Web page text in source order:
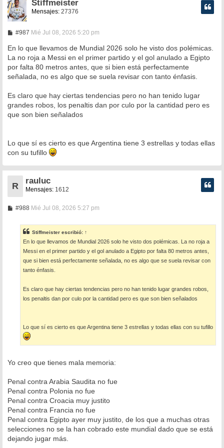
Stiffmeister
Mensajes: 27376
#987M
n
s
a
j
e
Mié Jul 08, 2026 5:20 pm
En lo que llevamos de Mundial 2026 solo he visto dos polémicas.
La no roja a Messi en el primer partido y el gol anulado a Egipto
por falta 80 metros antes, que si bien está perfectamente
señalada, no es algo que se suela revisar con tanto énfasis.
Es claro que hay ciertas tendencias pero no han tenido lugar
grandes robos, los penaltis dan por culo por la cantidad pero es
que son bien señalados
Lo que sí es cierto es que Argentina tiene 3 estrellas y todas ellas
con su tufillo
R
rauluc
Mensajes: 1612
#988M
s
a
j
e
Mié Jul 08, 2026 5:27 pm
Stiffmeister escribió: ↑
En lo que llevamos de Mundial 2026 solo he visto dos polémicas. La no roja a
Messi en el primer partido y el gol anulado a Egipto por falta 80 metros antes,
que si bien está perfectamente señalada, no es algo que se suela revisar con
tanto énfasis.
Es claro que hay ciertas tendencias pero no han tenido lugar grandes robos,
los penaltis dan por culo por la cantidad pero es que son bien señalados
Lo que sí es cierto es que Argentina tiene 3 estrellas y todas ellas con su tufillo
Yo creo que tienes mala memoria:
Penal contra Arabia Saudita no fue
Penal contra Polonia no fue
Penal contra Croacia muy justito
Penal contra Francia no fue
Penal contra Egipto ayer muy justito, de los que a muchas otras
selecciones no se la han cobrado este mundial dado que se está
dejando jugar más.